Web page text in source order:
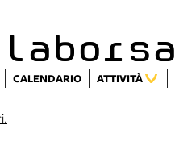
CALENDARIO ATTIVITÀ